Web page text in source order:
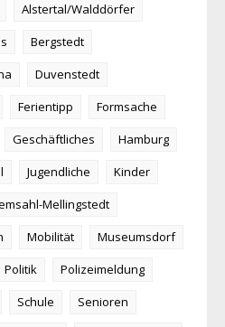
Alstertal/Walddörfer
Bergstedt
Duvenstedt
Ferientipp
Formsache
Geschäftliches
Hamburg
Jugendliche
Kinder
Mellingstedt
Mobilität
Museumsdorf
Politik
Polizeimeldung
Schule
Senioren